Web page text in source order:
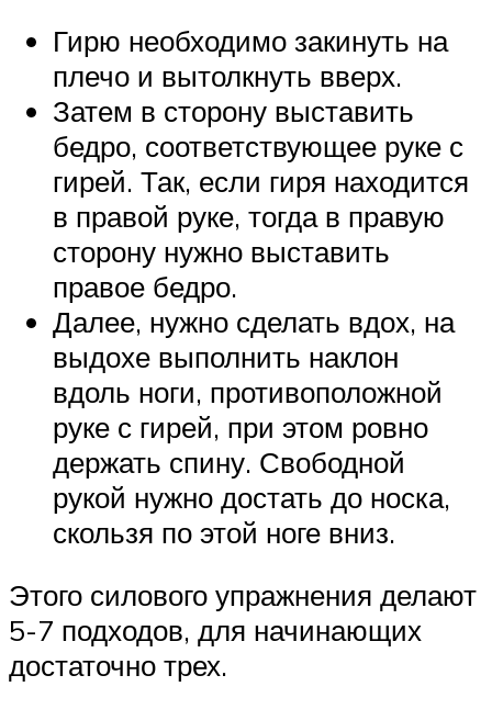
Гирю необходимо закинуть на
плечо и вытолкнуть вверх.
Затем в сторону выставить
бедро, соответствующее руке с
гирей. Так, если гиря находится
в правой руке, тогда в правую
сторону нужно выставить
правое бедро.
Далее, нужно сделать вдох, на
выдохе выполнить наклон
вдоль ноги, противоположной
руке с гирей, при этом ровно
держать спину. Свободной
рукой нужно достать до носка,
скользя по этой ноге вниз.
Этого силового упражнения делают
5-7 подходов, для начинающих
достаточно трех.